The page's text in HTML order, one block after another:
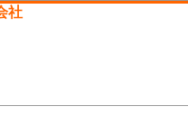
社